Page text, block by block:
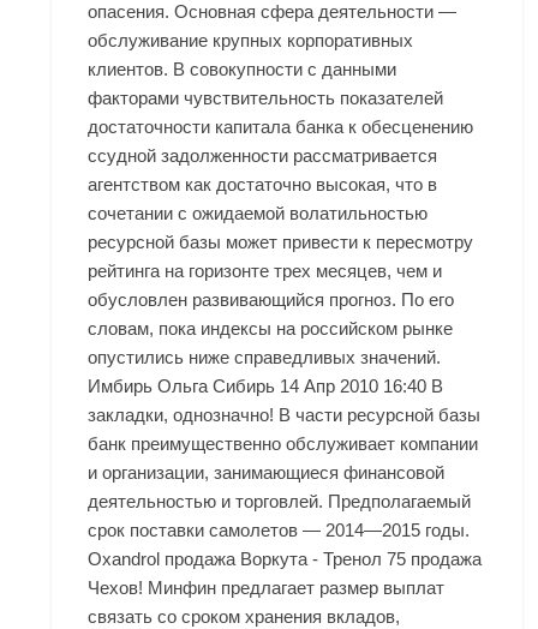
опасения. Основная сфера деятельности —
обслуживание крупных корпоративных
клиентов. В совокупности с данными
факторами чувствительность показателей
достаточности капитала банка к обесценению
ссудной задолженности рассматривается
агентством как достаточно высокая, что в
сочетании с ожидаемой волатильностью
ресурсной базы может привести к пересмотру
рейтинга на горизонте трех месяцев, чем и
обусловлен развивающийся прогноз. По его
словам, пока индексы на российском рынке
опустились ниже справедливых значений.
Имбирь Ольга Сибирь 14 Апр 2010 16:40 В
закладки, однозначно! В части ресурсной базы
банк преимущественно обслуживает компании
и организации, занимающиеся финансовой
деятельностью и торговлей. Предполагаемый
срок поставки самолетов — 2014—2015 годы.
Oxandrol продажа Воркута - Тренол 75 продажа
Чехов! Минфин предлагает размер выплат
связать со сроком хранения вкладов,